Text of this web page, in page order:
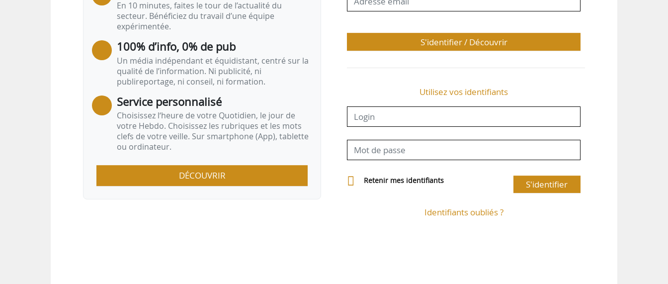
En 10 minutes, faites le tour de l’actualité du
secteur. Bénéficiez du travail d’une équipe
expérimentée.
100% d’info, 0% de pub
Un média indépendant et équidistant, centré sur la
qualité de l’information. Ni publicité, ni
publireportage, ni conseil, ni formation.
Service personnalisé
Choisissez l‘heure de votre Quotidien, le jour de
votre Hebdo. Choisissez les rubriques et les mots
clefs de votre veille. Sur smartphone (App), tablette
ou ordinateur.
DÉCOUVRIR
S'identifier / Découvrir
Utilisez vos identifiants
Retenir mes identifiants S'identifier
Identifiants oubliés ?